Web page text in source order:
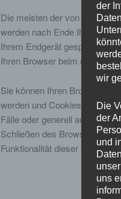
Die meisten der von uns
werden nach Ende Ihres
Ihrem Endgerät gespeichert,
Ihren Browser beim
Sie können Ihren Browser so
werden und Cookies nur im
Fälle oder generell
Schließen des Browser
Funktionalität dieser Website
der
wir
Die
der
und
uns